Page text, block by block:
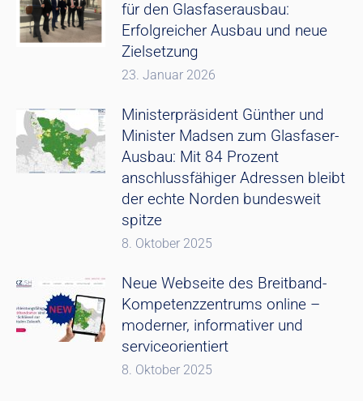
für den Glasfaserausbau:
Erfolgreicher Ausbau und neue
Zielsetzung
23. Januar 2026
Ministerpräsident Günther und
Minister Madsen zum Glasfaser-
Ausbau: Mit 84 Prozent
anschlussfähiger Adressen bleibt
der echte Norden bundesweit
spitze
8. Oktober 2025
Neue Webseite des Breitband-
Kompetenzzentrums online –
moderner, informativer und
serviceorientiert
8. Oktober 2025